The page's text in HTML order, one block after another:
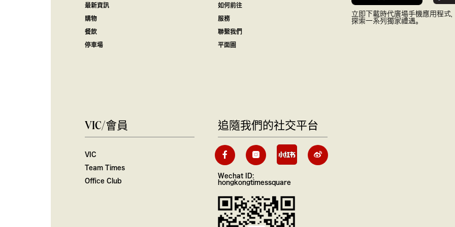
最新資訊
購物
餐飲
停車場
VIC/會員
VIC
Team Times
Office Club
如何前往
服務
聯繫我們
平面圖
追隨我們的社交平台
Wechat ID:
hongkongtimessquare
立即下載時代廣場手機應用程式
探索一系列獨家禮遇。